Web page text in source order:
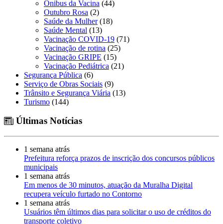
Ônibus da Vacina (44)
Outubro Rosa (2)
Saúde da Mulher(18)
Saúde Mental (13)
Vacinação COVID-19 (71)
Vacinação de rotina (25)
Vacinação GRIPE (15)
Vacinação Pediátrica (21)
Segurança Pública (6)
Serviço de Obras Sociais (9)
Trânsito e Segurança Viária (13)
Turismo (144)
Últimas Notícias
1 semana atrás
Prefeitura reforça prazos de inscrição dos concursos públicos
municipais
1 semana atrás
Em menos de 30 minutos, atuação da Muralha Digital
recupera veículo furtado no Contorno
1 semana atrás
Usuários têm últimos dias para solicitar o uso de créditos do
transporte coletivo